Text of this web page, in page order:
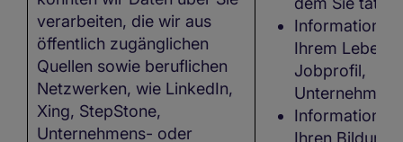
verarbeiten, die wir aus
öffentlich zugänglichen
Quellen sowie beruflichen
Netzwerken, wie LinkedIn,
Xing, StepStone,
Unternehmens- oder
Informationen
Ihrem
Jobprofil,
Informationen